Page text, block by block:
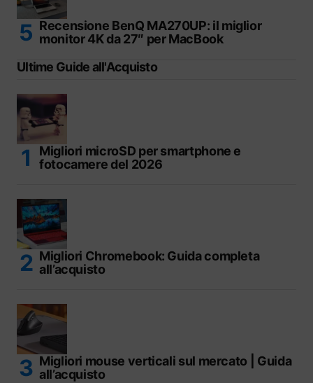
Recensione BenQ MA270UP: il miglior
monitor 4K da 27″ per MacBook
Ultime Guide all'Acquisto
Migliori microSD per smartphone e
fotocamere del 2026
Migliori Chromebook: Guida completa
all’acquisto
Migliori mouse verticali sul mercato | Guida
all’acquisto